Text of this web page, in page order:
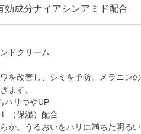
成分ナイアシンアミド配合
ドクリーム
を改善し、シミを予防。メラニンの
ます。
ハリつやUP
（保湿）配合
か。うるおいをハリに満ちた明るい